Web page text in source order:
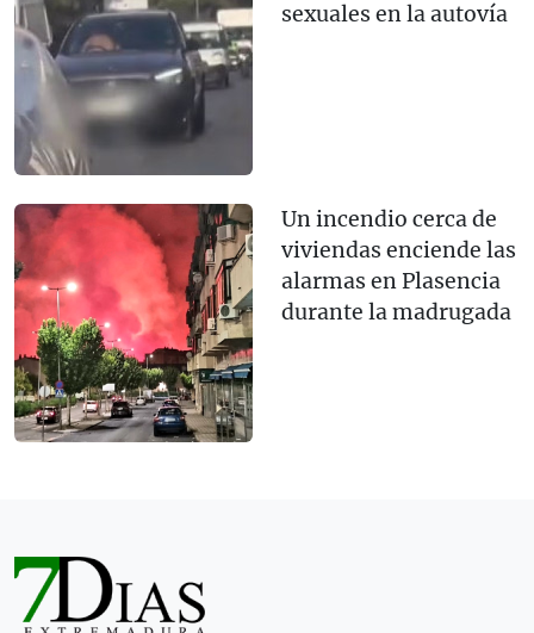
sexuales en la autovía
Un incendio cerca de
viviendas enciende las
alarmas en Plasencia
durante la madrugada